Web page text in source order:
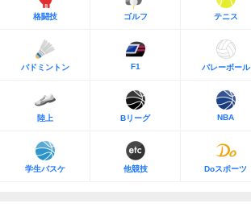
格闘技 ゴルフ テニス
バドミントン F1 バレーボール
陸上 Bリーグ NBA
学生バスケ 他競技 Doスポーツ